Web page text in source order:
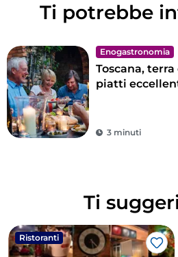
Ti potrebbe
Enogastronomia
Toscana,
piatti
3 minuti
Ti
Ristoranti
Like